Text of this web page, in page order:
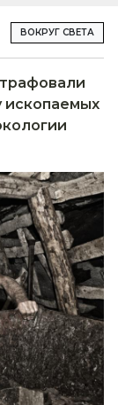
ВОКРУГ СВЕТА
ископаемых